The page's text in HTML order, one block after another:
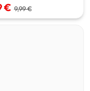
€ 9,99 €